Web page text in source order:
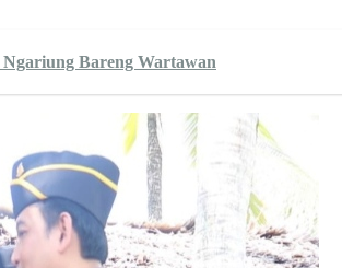
Bareng Wartawan